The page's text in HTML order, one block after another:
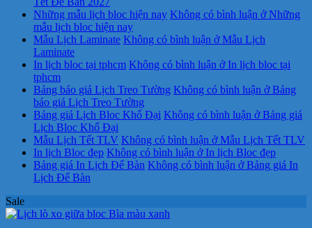
Những mẫu lịch bloc hiện nay Không có bình luận ở Những
mẫu lịch bloc hiện nay
Mẫu Lịch Laminate Không có bình luận ở Mẫu Lịch
Laminate
In lịch bloc tại tphcm Không có bình luận ở In lịch bloc tại
tphcm
Bảng báo giá Lịch Treo Tường Không có bình luận ở Bảng
báo giá Lịch Treo Tường
Bảng giá Lịch Bloc Khổ Đại Không có bình luận ở Bảng giá
Lịch Bloc Khổ Đại
Mẫu Lịch Tết TLV Không có bình luận ở Mẫu Lịch Tết TLV
In lịch Bloc đẹp Không có bình luận ở In lịch Bloc đẹp
Bảng giá In Lịch Để Bàn Không có bình luận ở Bảng giá In
Lịch Để Bàn
Sale